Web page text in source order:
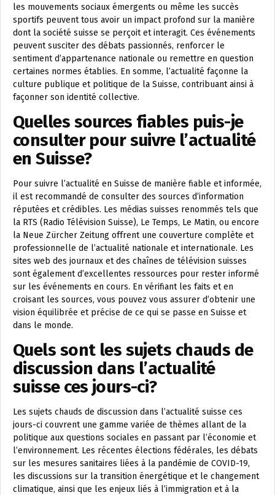
les mouvements sociaux émergents ou même les succès
sportifs peuvent tous avoir un impact profond sur la manière
dont la société suisse se perçoit et interagit. Ces événements
peuvent susciter des débats passionnés, renforcer le
sentiment d’appartenance nationale ou remettre en question
certaines normes établies. En somme, l’actualité façonne la
culture publique et politique de la Suisse, contribuant ainsi à
façonner son identité collective.
Quelles sources fiables puis-je
consulter pour suivre l’actualité
en Suisse?
Pour suivre l’actualité en Suisse de manière fiable et informée,
il est recommandé de consulter des sources d’information
réputées et crédibles. Les médias suisses renommés tels que
la RTS (Radio Télévision Suisse), Le Temps, Le Matin, ou encore
la Neue Zürcher Zeitung offrent une couverture complète et
professionnelle de l’actualité nationale et internationale. Les
sites web des journaux et des chaînes de télévision suisses
sont également d’excellentes ressources pour rester informé
sur les événements en cours. En vérifiant les faits et en
croisant les sources, vous pouvez vous assurer d’obtenir une
vision équilibrée et précise de ce qui se passe en Suisse et
dans le monde.
Quels sont les sujets chauds de
discussion dans l’actualité
suisse ces jours-ci?
Les sujets chauds de discussion dans l’actualité suisse ces
jours-ci couvrent une gamme variée de thèmes allant de la
politique aux questions sociales en passant par l’économie et
l’environnement. Les récentes élections fédérales, les débats
sur les mesures sanitaires liées à la pandémie de COVID-19,
les discussions sur la transition énergétique et le changement
climatique, ainsi que les enjeux liés à l’immigration et à la